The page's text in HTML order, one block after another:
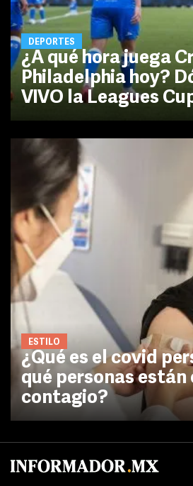
DEPORTES
¿A qué hora juega
Philadelphia hoy?
VIVO la Leagues
ESTILO
¿Qué es el covid
qué personas están
contagio?